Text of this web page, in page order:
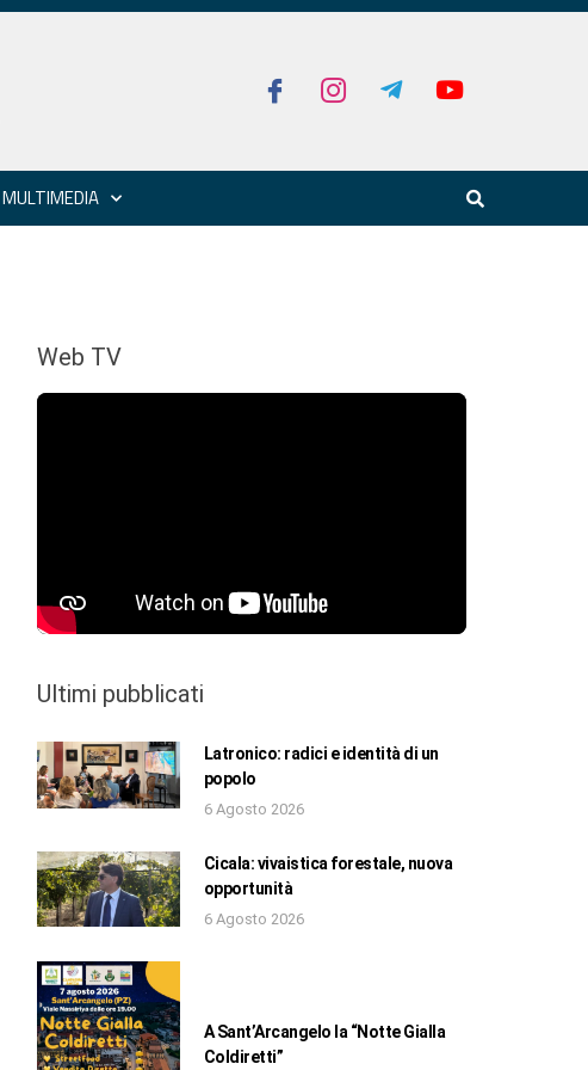
MULTIMEDIA
Web TV
Ultimi pubblicati
Latronico: radici e identità di un
popolo
6 Agosto 2026
Cicala: vivaistica forestale, nuova
opportunità
6 Agosto 2026
A Sant’Arcangelo la “Notte Gialla
Coldiretti”